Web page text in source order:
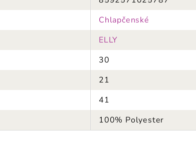
Chlapčenské
ELLY
30
21
41
100% Polyester